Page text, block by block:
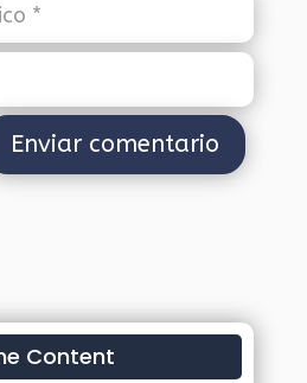
Content